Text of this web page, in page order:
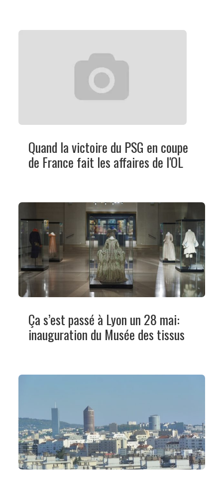
Quand la victoire du PSG en coupe
de France fait les affaires de l'OL
Ça s’est passé à Lyon un 28 mai:
inauguration du Musée des tissus